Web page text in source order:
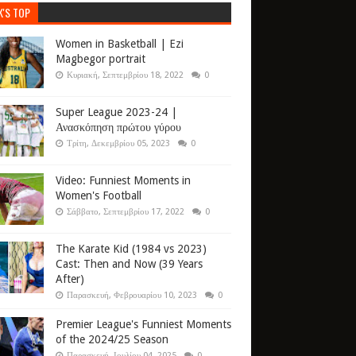
TOP
Women in Basketball | Ezi
Magbegor portrait
Κυριακή, Σεπτεμβρίου 18, 2022 0
Super League 2023-24 |
Ανασκόπηση πρώτου γύρου
Τρίτη, Δεκεμβρίου 05, 2023 0
Video: Funniest Moments in
Women's Football
Σάββατο, Σεπτεμβρίου 17, 2022 0
The Karate Kid (1984 vs 2023)
Cast: Then and Now (39 Years
After)
Παρασκευή, Φεβρουαρίου 10, 2023 0
Premier League's Funniest Moments
of the 2024/25 Season